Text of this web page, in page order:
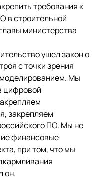
требования к
в строительной
министерства
ушел закон о
с точки зрения
Мы
цифровой
закрепляем
ПО. Мы не
финансовые
при том, что мы
он.